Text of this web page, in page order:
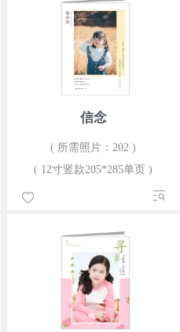
信念
( 所需照片：202 )
( 12寸竖款205*285单页 )